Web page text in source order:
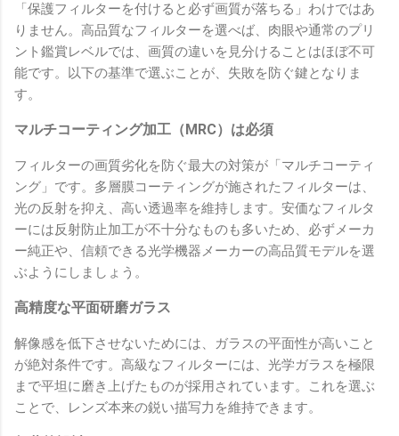
「保護フィルターを付けると必ず画質が落ちる」わけではあ
りません。高品質なフィルターを選べば、肉眼や通常のプリ
ント鑑賞レベルでは、画質の違いを見分けることはほぼ不可
能です。以下の基準で選ぶことが、失敗を防ぐ鍵となりま
す。
マルチコーティング加工（MRC）は必須
フィルターの画質劣化を防ぐ最大の対策が「マルチコーティ
ング」です。多層膜コーティングが施されたフィルターは、
光の反射を抑え、高い透過率を維持します。安価なフィルタ
ーには反射防止加工が不十分なものも多いため、必ずメーカ
ー純正や、信頼できる光学機器メーカーの高品質モデルを選
ぶようにしましょう。
高精度な平面研磨ガラス
解像感を低下させないためには、ガラスの平面性が高いこと
が絶対条件です。高級なフィルターには、光学ガラスを極限
まで平坦に磨き上げたものが採用されています。これを選ぶ
ことで、レンズ本来の鋭い描写力を維持できます。